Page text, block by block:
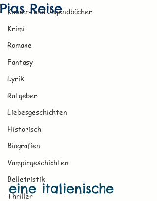
Kinder- und Jugendbücher
Krimi
Romane
Fantasy
Lyrik
Ratgeber
Liebesgeschichten
Historisch
Biografien
Vampirgeschichten
Belletristik
Thriller
Pias Reise
eine italienische